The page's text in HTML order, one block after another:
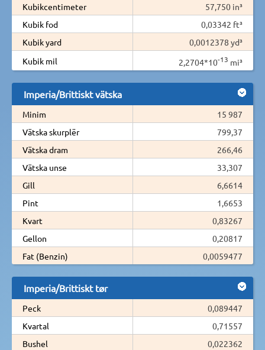
Kubikcentimeter
57,750 in³
Kubik fod
0,03342 ft³
Kubik yard
0,0012378 yd³
Kubik mil
2,2704*10-13 mi³
Imperia/Brittiskt vätska
Minim
15 987
Vätska skurplër
799,37
Vätska dram
266,46
Vätska unse
33,307
Gill
6,6614
Pint
1,6653
Kvart
0,83267
Gellon
0,20817
Fat (Benzin)
0,0059477
Imperia/Brittiskt tør
Peck
0,089447
Kvartal
0,71557
Bushel
0,022362